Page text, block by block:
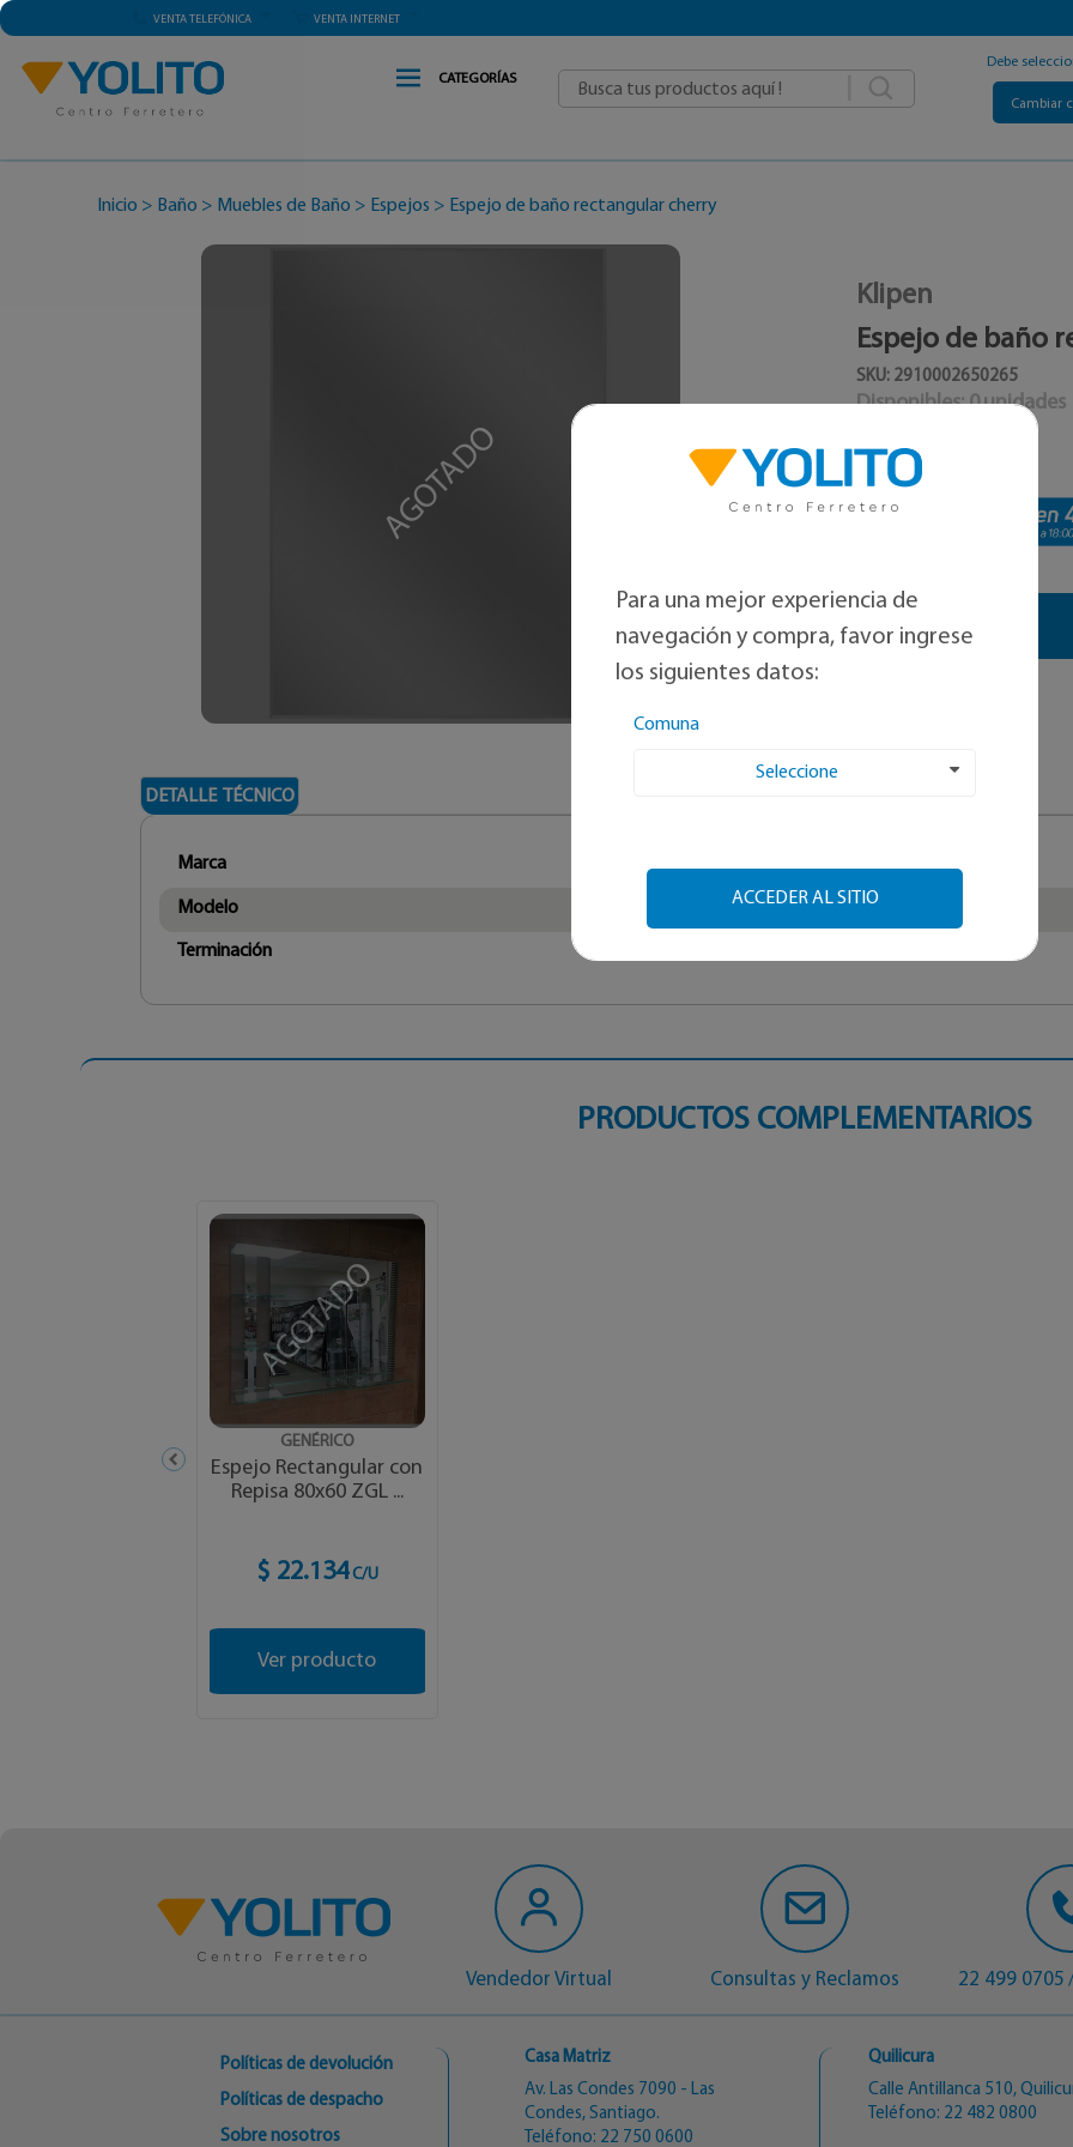
VENTA TELEFÓNICA VENTA INTERNET
CATEGORÍAS
Debe
Cambiar
Inicio > Baño > Muebles de Baño > Espejos > Espejo de baño rectangular cherry
AGOTADO
Klipen
Espejo de baño
SKU: 2910002650265
Disponibles:0unidades
$ 70.152
DETALLE TÉCNICO
Marca Klipen
Modelo Cherry
Terminación
PRODUCTOS COMPLEMENTARIOS
AGOTADO
GENÉRICO
Espejo Rectangular con
Repisa 80x60 ZGL ...
$ 22.134 C/U
Ver producto
Vendedor Virtual Consultas y Reclamos 22 499 0705 /
Políticas de devolución
Políticas de despacho
Sobre nosotros
Casa Matriz
Av. Las Condes 7090 - Las
Condes, Santiago.
Teléfono: 22 750 0600
Quilicura
Calle Antillanca 510,
Teléfono: 22 482 0800
Para una mejor experiencia de
navegación y compra, favor ingrese
los siguientes datos:
Comuna
Seleccione
ACCEDER AL SITIO